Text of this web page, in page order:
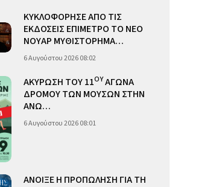
ΚΥΚΛΟΦΟΡΗΣΕ ΑΠΟ ΤΙΣ
ΕΚΔΟΣΕΙΣ ΕΠΙΜΕΤΡΟ ΤΟ ΝΕΟ
ΝΟΥΑΡ ΜΥΘΙΣΤΟΡΗΜΑ…
6 Αυγούστου 2026 08:02
ΑΚΥΡΩΣΗ ΤΟΥ 11ΟΥΑΓΩΝΑ
ΔΡΟΜΟΥ ΤΩΝ ΜΟΥΣΩΝ ΣΤΗΝ
ΑΝΩ…
6 Αυγούστου 2026 08:01
ΑΝΟΙΞΕ Η ΠΡΟΠΩΛΗΣΗ ΓΙΑ ΤΗ